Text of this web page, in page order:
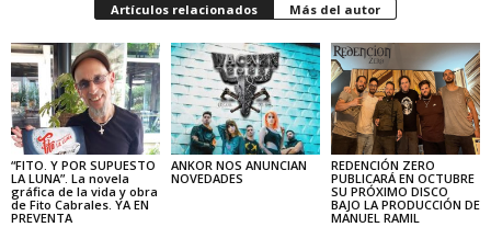
Artículos relacionados Más del autor
“FITO. Y POR SUPUESTO
LA LUNA”. La novela
gráfica de la vida y obra
de Fito Cabrales. YA EN
PREVENTA
ANKOR NOS ANUNCIAN
NOVEDADES
REDENCIÓN ZERO
PUBLICARÁ EN OCTUBRE
SU PRÓXIMO DISCO
BAJO LA PRODUCCIÓN DE
MANUEL RAMIL